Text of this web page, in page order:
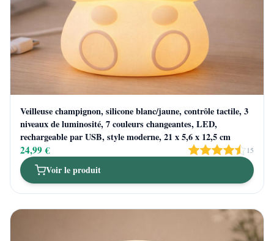
Veilleuse champignon, silicone blanc/jaune, contrôle tactile, 3
niveaux de luminosité, 7 couleurs changeantes, LED,
rechargeable par USB, style moderne, 21 x 5,6 x 12,5 cm
24,99 € 15
Voir le produit